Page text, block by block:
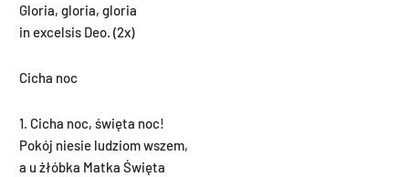
Gloria, gloria, gloria
in excelsis Deo. (2x)
Cicha noc
1. Cicha noc, święta noc!
Pokój niesie ludziom wszem,
a u żłóbka Matka Święta